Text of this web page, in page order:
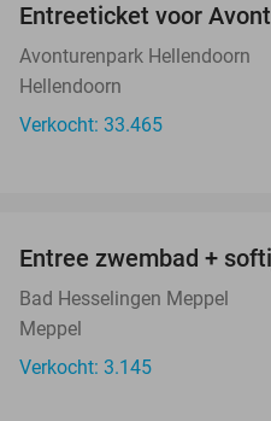
Entreeticket voor
Avonturenpark Hellendoorn
Hellendoorn
Verkocht: 33.465
Entree zwembad +
Bad Hesselingen Meppel
Meppel
Verkocht: 3.145